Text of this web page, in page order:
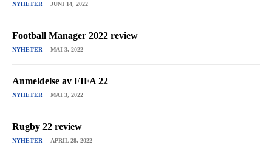
NYHETER JUNI 14, 2022
Football Manager 2022 review
NYHETER MAI 3, 2022
Anmeldelse av FIFA 22
NYHETER MAI 3, 2022
Rugby 22 review
NYHETER APRIL 28, 2022